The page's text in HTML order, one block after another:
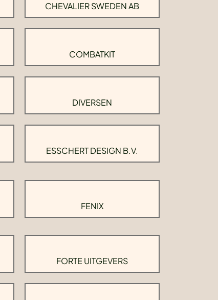
CHEVALIER SWEDEN AB
COMBATKIT
DIVERSEN
ESSCHERT DESIGN B.V.
FENIX
FORTE UITGEVERS